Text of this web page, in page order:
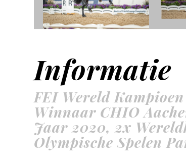
Informatie
FEI Wereld
Winnaar CHIO
Jaar 2020, 2x
Olympische Spelen